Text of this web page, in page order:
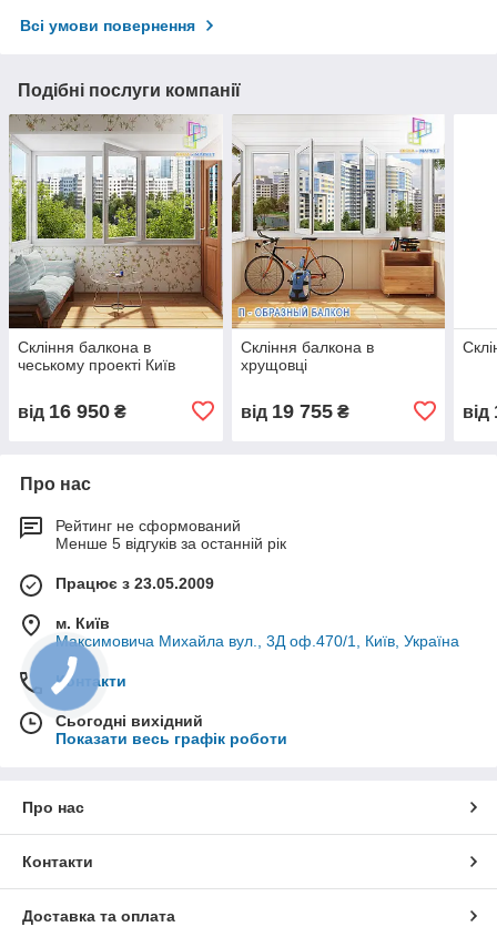
Всі умови повернення
Подібні послуги компанії
Скління балкона в
чеському проекті Київ
від 16 950 ₴
Скління балкона в
хрущовці
від 19 755₴ від
Про нас
Рейтинг не сформований
Менше 5 відгуків за останній рік
Працює з 23.05.2009
м. Київ
Максимовича Михайла вул., 3Д оф.470/1, Київ, Україна
Контакти
Сьогодні вихідний
Показати весь графік роботи
Про нас
Контакти
Доставка та оплата